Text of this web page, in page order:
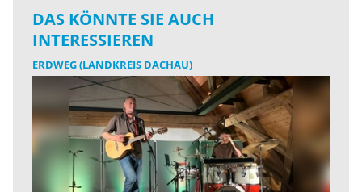
DAS KÖNNTE SIE AUCH
INTERESSIEREN
ERDWEG (LANDKREIS DACHAU)